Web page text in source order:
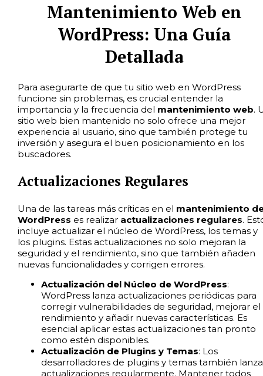
Mantenimiento Web en
WordPress: Una Guía
Detallada
Para asegurarte de que tu sitio web en WordPress
funcione sin problemas, es crucial entender la
importancia y la frecuencia del mantenimiento web.
sitio web bien mantenido no solo ofrece una mejor
experiencia al usuario, sino que también protege tu
inversión y asegura el buen posicionamiento en los
buscadores.
Actualizaciones Regulares
Una de las tareas más críticas en el mantenimiento
WordPress es realizar actualizaciones regulares.
incluye actualizar el núcleo de WordPress, los temas y
los plugins. Estas actualizaciones no solo mejoran la
seguridad y el rendimiento, sino que también añaden
nuevas funcionalidades y corrigen errores.
Actualización del Núcleo de WordPress:
WordPress lanza actualizaciones periódicas para
corregir vulnerabilidades de seguridad, mejorar el
rendimiento y añadir nuevas características. Es
esencial aplicar estas actualizaciones tan pronto
como estén disponibles.
Actualización de Plugins y Temas: Los
desarrolladores de plugins y temas también
actualizaciones regularmente. Mantener todos